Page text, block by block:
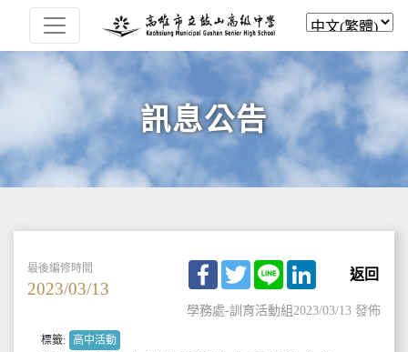
訊息公告
最後編修時間
2023/03/13
Facebook
TwitterLine LinkedIn
返回
學務處-訓育活動組2023/03/13 發佈
標籤: 高中活動